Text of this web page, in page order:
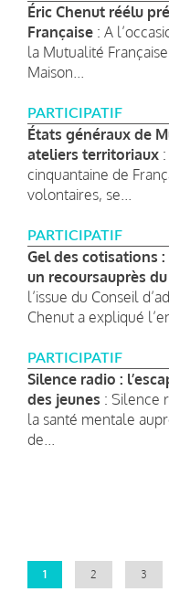
Éric Chenut réélu
Française : A
la Mutualité
Maison...
PARTICIPATIF
États généraux de
ateliers territoriaux
cinquantaine de
volontaires, se...
PARTICIPATIF
Gel des cotisations
un recoursauprès
l’issue du Conseil
Chenut a expliqué
PARTICIPATIF
Silence radio :
des jeunes : Silence
la santé mentale
de...
Page
1 Page
2 Page
3